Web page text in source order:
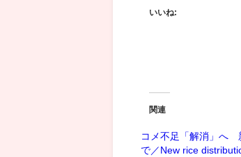
いいね:
関連
コメ不足「解消」へ
で／New rice